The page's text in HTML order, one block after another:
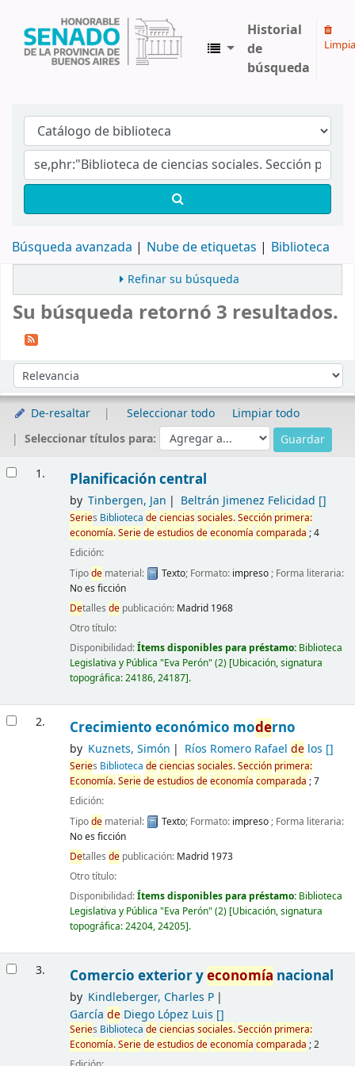
Historial
de
búsqueda
Búsqueda avanzada Nube de etiquetas Biblioteca
Refinar su búsqueda
Su búsqueda retornó 3 resultados.
Ordenar por:
De-resaltar Seleccionar todo
Limpiar todo
Seleccionar títulos para:
1. Planificación central
by Tinbergen, Jan Beltrán Jimenez Felicidad []
Series Biblioteca decienciassociales.Sección primera:
economía.Seriedeestudiosdeeconomía comparada ; 4
Edición:
Tipodematerial: Texto; Formato: impreso ; Forma literaria:
No es ficción
Detalles depublicación: Madrid 1968
Otro título:
Disponibilidad:Ítems disponibles para préstamo: Biblioteca
Legislativa y Pública "Eva Perón" (2) Ubicación, signatura
topográfica:24186,24187 .
2. Crecimiento económico moderno
by Kuznets, Simón Ríos Romero Rafael delos []
Series Biblioteca decienciassociales.Sección primera:
Economía.Seriedeestudiosdeeconomía comparada ; 7
Edición:
Tipodematerial: Texto; Formato: impreso ; Forma literaria:
No es ficción
Detalles depublicación: Madrid 1973
Otro título:
Disponibilidad:Ítems disponibles para préstamo: Biblioteca
Legislativa y Pública "Eva Perón" (2) Ubicación, signatura
topográfica:24204,24205 .
3. Comercio exterior yeconomía nacional
by Kindleberger, Charles P
García deDiego López Luis []
Series Biblioteca decienciassociales.Sección primera:
Economía.Seriedeestudiosdeeconomía comparada ; 2